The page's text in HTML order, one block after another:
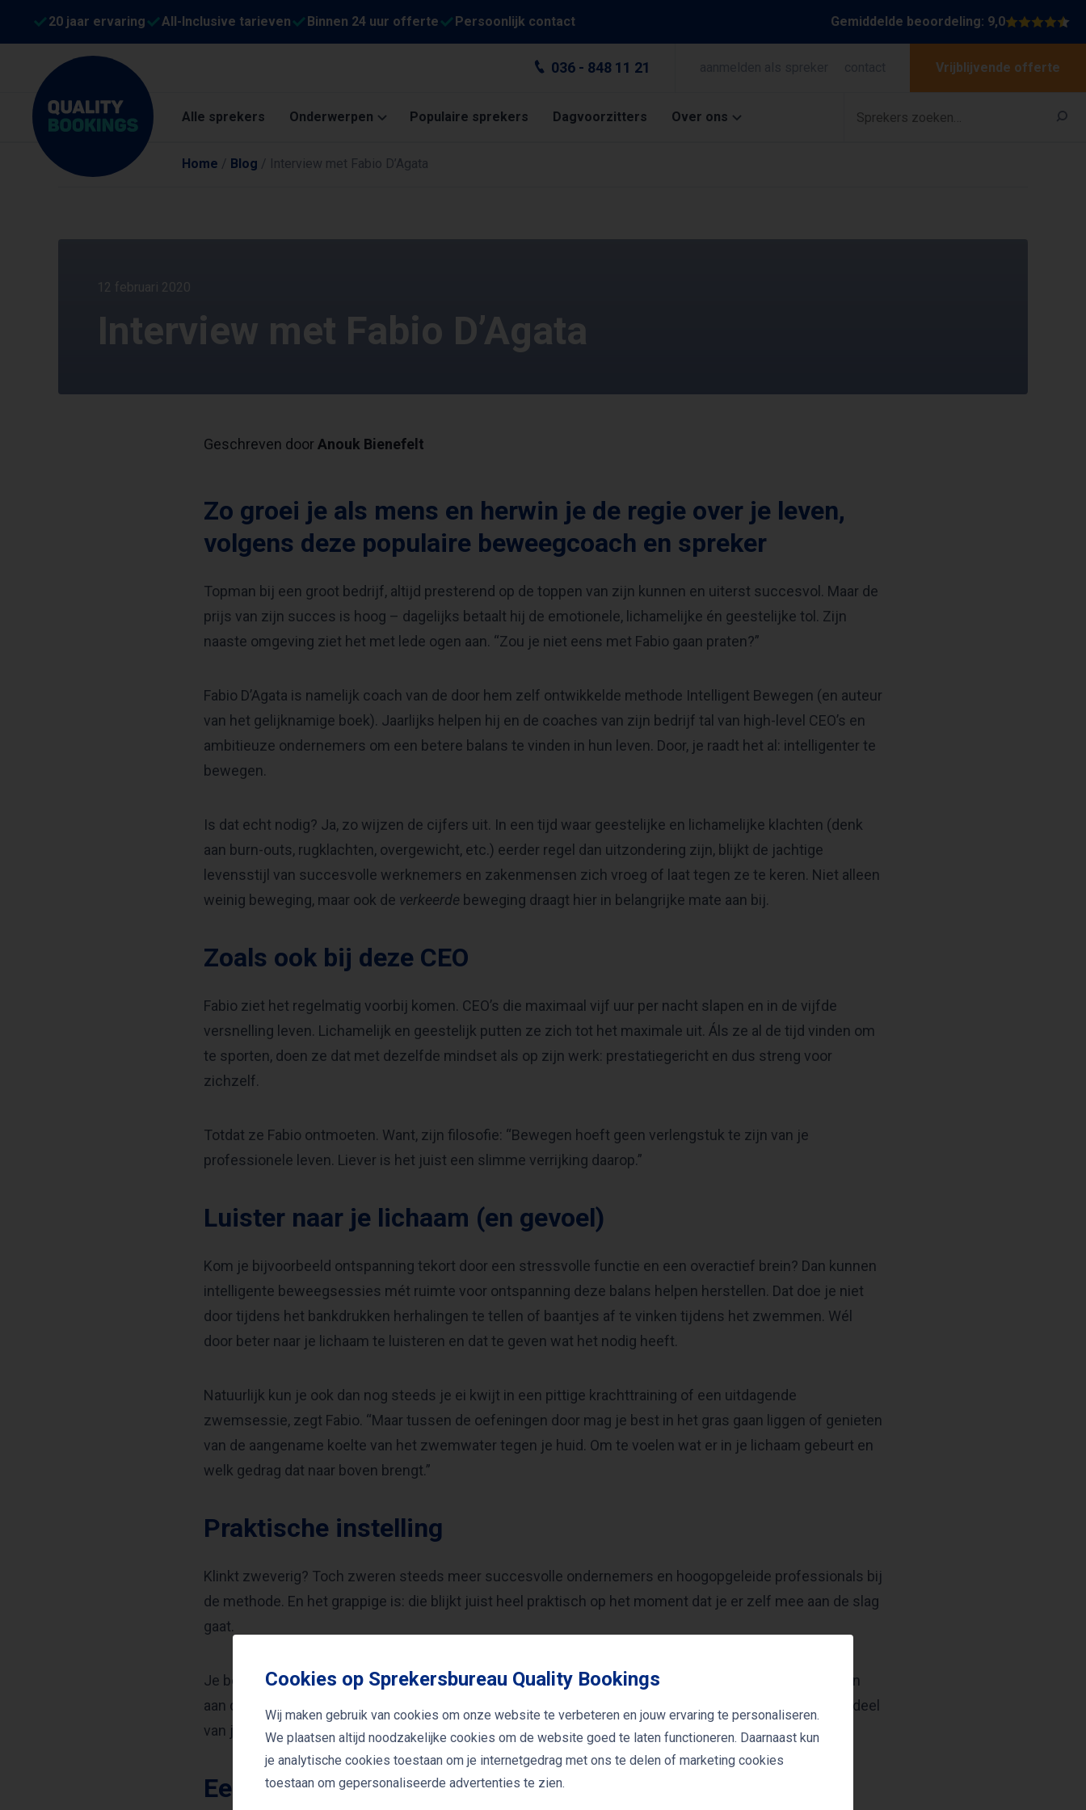
20 jaar ervaring All-Inclusive tarieven Binnen 24 uur offerte Persoonlijk contact Gemiddelde beoordeling: 9,0
036 - 848 11 21 Vrijblijvende offerte
Alle sprekers Onderwerpen Populaire sprekers Dagvoorzitters Over ons
Home / Blog / Interview met Fabio D’Agata
12 februari 2020
Interview met Fabio D’Agata
Geschreven door Anouk Bienefelt
Zo groei je als mens en herwin je de regie over je leven,
volgens deze populaire beweegcoach en spreker
Topman bij een groot bedrijf, altijd presterend op de toppen van zijn kunnen en uiterst succesvol. Maar de
prijs van zijn succes is hoog – dagelijks betaalt hij de emotionele, lichamelijke én geestelijke tol. Zijn
naaste omgeving ziet het met lede ogen aan. “Zou je niet eens met Fabio gaan praten?”
Fabio D’Agata is namelijk coach van de door hem zelf ontwikkelde methode Intelligent Bewegen (en auteur
van het gelijknamige boek). Jaarlijks helpen hij en de coaches van zijn bedrijf tal van high-level CEO’s en
ambitieuze ondernemers om een betere balans te vinden in hun leven. Door, je raadt het al: intelligenter te
bewegen.
Is dat echt nodig? Ja, zo wijzen de cijfers uit. In een tijd waar geestelijke en lichamelijke klachten (denk
aan burn-outs, rugklachten, overgewicht, etc.) eerder regel dan uitzondering zijn, blijkt de jachtige
levensstijl van succesvolle werknemers en zakenmensen zich vroeg of laat tegen ze te keren. Niet alleen
weinig beweging, maar ook de verkeerde beweging draagt hier in belangrijke mate aan bij.
Zoals ook bij deze CEO
Fabio ziet het regelmatig voorbij komen. CEO’s die maximaal vijf uur per nacht slapen en in de vijfde
versnelling leven. Lichamelijk en geestelijk putten ze zich tot het maximale uit. Áls ze al de tijd vinden om
te sporten, doen ze dat met dezelfde mindset als op zijn werk: prestatiegericht en dus streng voor
zichzelf.
Totdat ze Fabio ontmoeten. Want, zijn filosofie: “Bewegen hoeft geen verlengstuk te zijn van je
professionele leven. Liever is het juist een slimme verrijking daarop.”
Luister naar je lichaam (en gevoel)
Kom je bijvoorbeeld ontspanning tekort door een stressvolle functie en een overactief brein? Dan kunnen
intelligente beweegsessies mét ruimte voor ontspanning deze balans helpen herstellen. Dat doe je niet
door tijdens het bankdrukken herhalingen te tellen of baantjes af te vinken tijdens het zwemmen. Wél
door beter naar je lichaam te luisteren en dat te geven wat het nodig heeft.
Natuurlijk kun je ook dan nog steeds je ei kwijt in een pittige krachttraining of een uitdagende
zwemsessie, zegt Fabio. “Maar tussen de oefeningen door mag je best in het gras gaan liggen of genieten
van de aangename koelte van het zwemwater tegen je huid. Om te voelen wat er in je lichaam gebeurt en
welk gedrag dat naar boven brengt.”
Praktische instelling
Klinkt zweverig? Toch zweren steeds meer succesvolle ondernemers en hoogopgeleide professionals bij
de methode. En het grappige is: die blijkt juist heel praktisch op het moment dat je er zelf mee aan de slag
gaat.
Je beweegt namelijk niet voor een abstract of extern opgelegd doel (een zomerfit lichaam of meedoen
aan de eerstvolgende stadsmarathon), maar voor een dieper eigen verlangen dat je sterkt in elk ander deel
van je leven.
Een voorbeeld
Cookies op Sprekersbureau Quality Bookings
Wij maken gebruik van cookies om onze website te verbeteren en jouw ervaring te personaliseren.
We plaatsen altijd noodzakelijke cookies om de website goed te laten functioneren. Daarnaast kun
je analytische cookies toestaan om je internetgedrag met ons te delen of marketing cookies
toestaan om gepersonaliseerde advertenties te zien.